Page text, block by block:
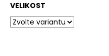
VELIKOST
č
u
j